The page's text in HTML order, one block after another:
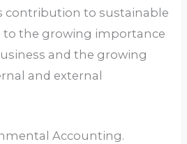
contribution to sustainable
to the growing importance
and the growing
and external
Accounting.